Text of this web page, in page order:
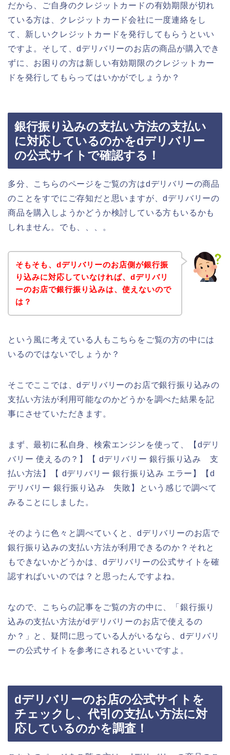
だから、ご自身のクレジットカードの有効期限が切れ
ている方は、クレジットカード会社に一度連絡をし
て、新しいクレジットカードを発行してもらうといい
ですよ。そして、dデリバリーのお店の商品が購入でき
ずに、お困りの方は新しい有効期限のクレジットカー
ドを発行してもらってはいかがでしょうか？
銀行振り込みの支払い方法の支払い
に対応しているのかをdデリバリー
の公式サイトで確認する！
多分、こちらのページをご覧の方はdデリバリーの商品
のことをすでにご存知だと思いますが、dデリバリーの
商品を購入しようかどうか検討している方もいるかも
しれません。でも、、、。
そもそも、dデリバリーのお店側が銀行振
り込みに対応していなければ、dデリバリ
ーのお店で銀行振り込みは、使えないので
は？
という風に考えている人もこちらをご覧の方の中には
いるのではないでしょうか？
そこでここでは、dデリバリーのお店で銀行振り込みの
支払い方法が利用可能なのかどうかを調べた結果を記
事にさせていただきます。
まず、最初に私自身、検索エンジンを使って、【dデリ
バリー 使えるの？】【 dデリバリー 銀行振り込み 支
払い方法】【 dデリバリー 銀行振り込み エラー】【d
デリバリー 銀行振り込み 失敗】という感じで調べて
みることにしました。
そのように色々と調べていくと、dデリバリーのお店で
銀行振り込みの支払い方法が利用できるのか？それと
もできないかどうかは、dデリバリーの公式サイトを確
認すればいいのでは？と思ったんですよね。
なので、こちらの記事をご覧の方の中に、「銀行振り
込みの支払い方法がdデリバリーのお店で使えるの
か？」と、疑問に思っている人がいるなら、dデリバリ
ーの公式サイトを参考にされるといいですよ。
dデリバリーのお店の公式サイトを
チェックし、代引の支払い方法に対
応しているのかを調査！